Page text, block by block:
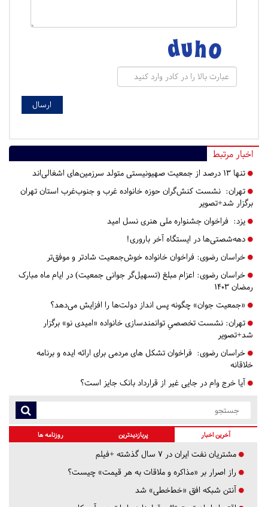
اخبار مرتبط
تنها ۱۳ درصد از جمعیت صهیونیستی متولد سرزمین‌های اشغالی‌اند
تهران: نشست کنش‌گران حوزه خانواده غرب و جنوب‌غرب استان تهران
برگزار شد+تصویر
یزد: فراخوان جشنواره ملی هنری نسل امید
دهه‌شصتی‌ها در ایستگاه آخر باروری!
خراسان رضوی: فراخوان خانواده خوش‌جمعیت شادتر و موفق‌تر
خراسان رضوی: اعزام مبلغ (تسهیل‌گر جوانی جمعیت) در ایام ماه مبارک
رمضان ۱۴۰۳
«جمعیت جوان» چگونه پس انداز دولت‌ها را افزایش می‌دهد؟
تهران: نشست‌ تخصصیِ توانمندسازی خانواده «امیدی نو» برگزار
شد+تصویر
خراسان رضوی: فراخوان تشکل های مردمی برای ارائه ایده و برنامه
خلاقانه
آیا خرج وام در جایی غیر از قرارداد بانک جایز است؟
آخرین اخبار پربازدیدترین روزنامه ها
مشتریان نفت ایران در ۷ سال گذشته +فیلم
راز اصرار بر «مذاکره و ملاقات به هر قیمت» چیست؟
آنتن شبکه افق «خط‌خطی» شد